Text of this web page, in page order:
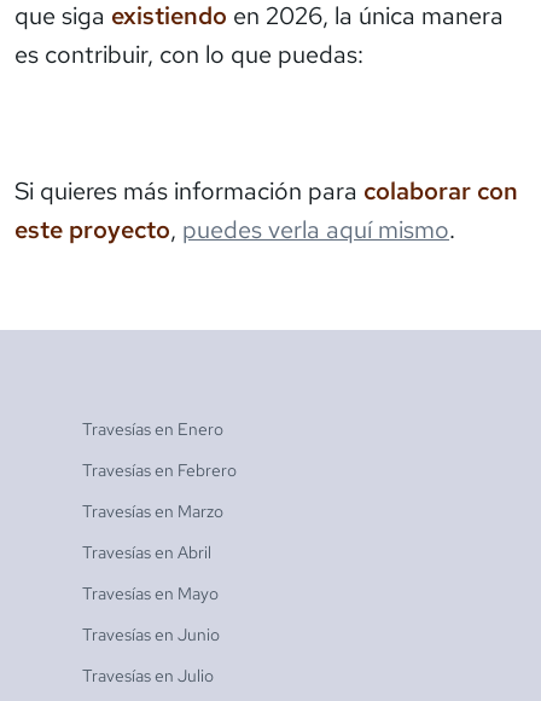
que siga existiendo en 2026, la única manera
es contribuir, con lo que puedas:
Si quieres más información para colaborar con
este proyecto, puedes verla aquí mismo.
Travesías en Enero
Travesías en Febrero
Travesías en Marzo
Travesías en Abril
Travesías en Mayo
Travesías en Junio
Travesías en Julio